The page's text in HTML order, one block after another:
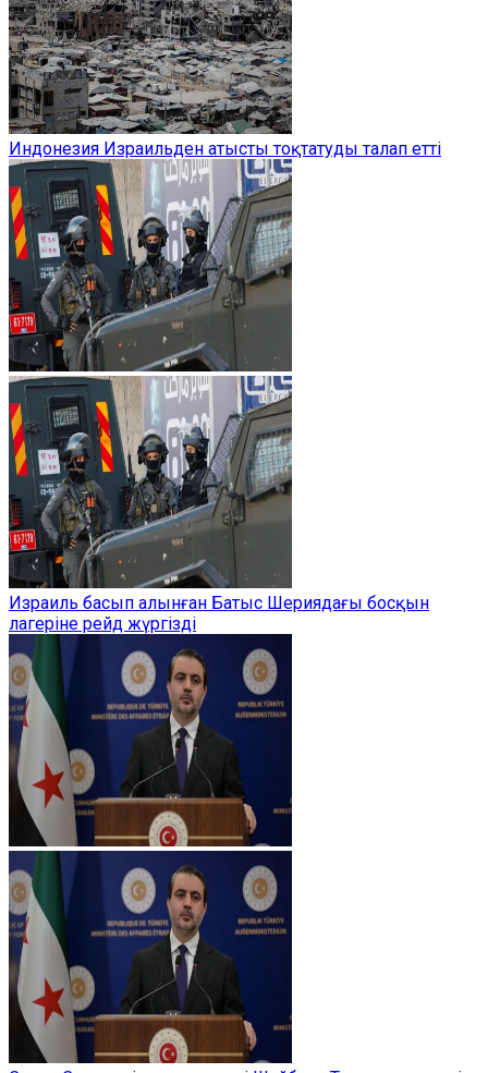
Индонезия Израильден атысты тоқтатуды талап етті
Израиль басып алынған Батыс Шериядағы босқын
лагеріне рейд жүргізді